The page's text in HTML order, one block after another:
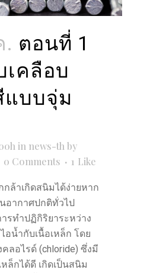
. ตอนที่ 1
เคลือบ
แบบจุ่ม
in news-th by
0 Comments 1 Like
กล้าเกิดสนิมได้ง่ายหาก
นอากาศปกติทั่วไป
ารทำปฏิกิริยาระหว่าง
อน้ำกับเนื้อเหล็ก โดย
คลอไรด์ (chloride) ซึ่งมี
ล็กได้ดี เกิดเป็นสนิม